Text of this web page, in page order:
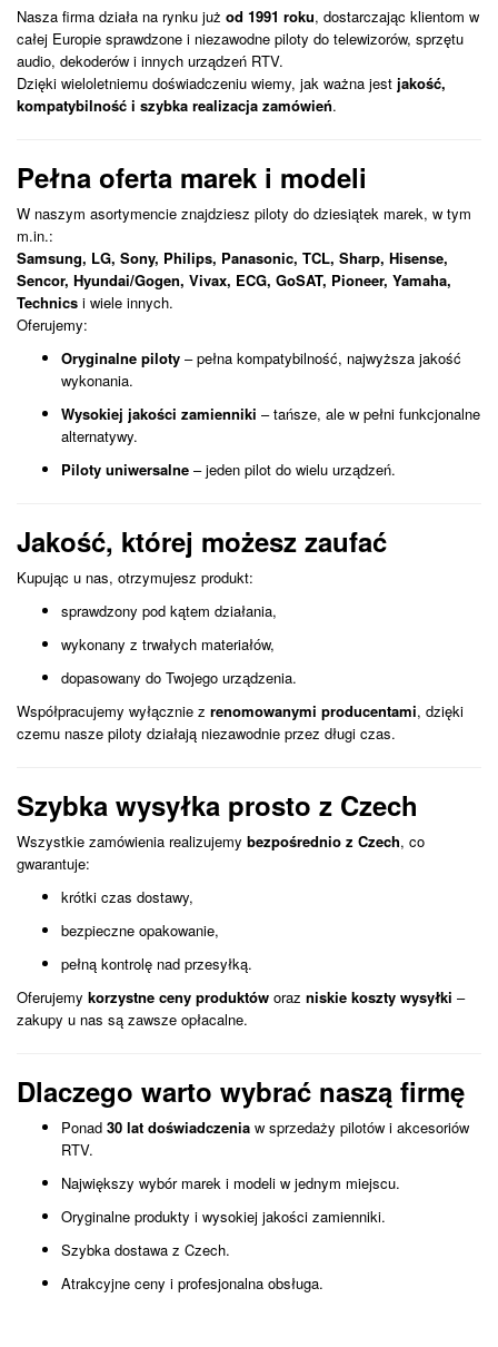
Nasza firma działa na rynku już od 1991 roku, dostarczając klientom w
całej Europie sprawdzone i niezawodne piloty do telewizorów, sprzętu
audio, dekoderów i innych urządzeń RTV.
Dzięki wieloletniemu doświadczeniu wiemy, jak ważna jest jakość,
kompatybilność i szybka realizacja zamówień.
Pełna oferta marek i modeli
W naszym asortymencie znajdziesz piloty do dziesiątek marek, w tym
m.in.:
Samsung, LG, Sony, Philips, Panasonic, TCL, Sharp, Hisense,
Sencor, Hyundai/Gogen, Vivax, ECG, GoSAT, Pioneer, Yamaha,
Technics i wiele innych.
Oferujemy:
Oryginalne piloty – pełna kompatybilność, najwyższa jakość
wykonania.
Wysokiej jakości zamienniki – tańsze, ale w pełni funkcjonalne
alternatywy.
Piloty uniwersalne – jeden pilot do wielu urządzeń.
Jakość, której możesz zaufać
Kupując u nas, otrzymujesz produkt:
sprawdzony pod kątem działania,
wykonany z trwałych materiałów,
dopasowany do Twojego urządzenia.
Współpracujemy wyłącznie z renomowanymi producentami, dzięki
czemu nasze piloty działają niezawodnie przez długi czas.
Szybka wysyłka prosto z Czech
Wszystkie zamówienia realizujemy bezpośrednio z Czech, co
gwarantuje:
krótki czas dostawy,
bezpieczne opakowanie,
pełną kontrolę nad przesyłką.
Oferujemy korzystne ceny produktów oraz niskie koszty wysyłki –
zakupy u nas są zawsze opłacalne.
Dlaczego warto wybrać naszą firmę
Ponad 30 lat doświadczenia w sprzedaży pilotów i akcesoriów
RTV.
Największy wybór marek i modeli w jednym miejscu.
Oryginalne produkty i wysokiej jakości zamienniki.
Szybka dostawa z Czech.
Atrakcyjne ceny i profesjonalna obsługa.